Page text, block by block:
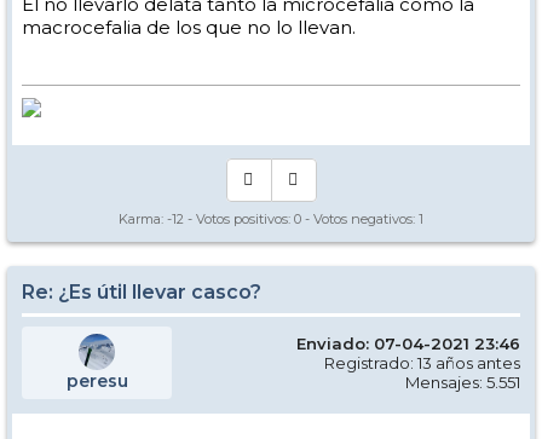
macrocefalia de los que no lo llevan.
Karma: -12 - Votos positivos: 0 - Votos negativos: 1
Re: ¿Es útil llevar casco?
peresu
Enviado: 07-04-2021 23:46
Registrado: 13 años antes
Mensajes: 5.551